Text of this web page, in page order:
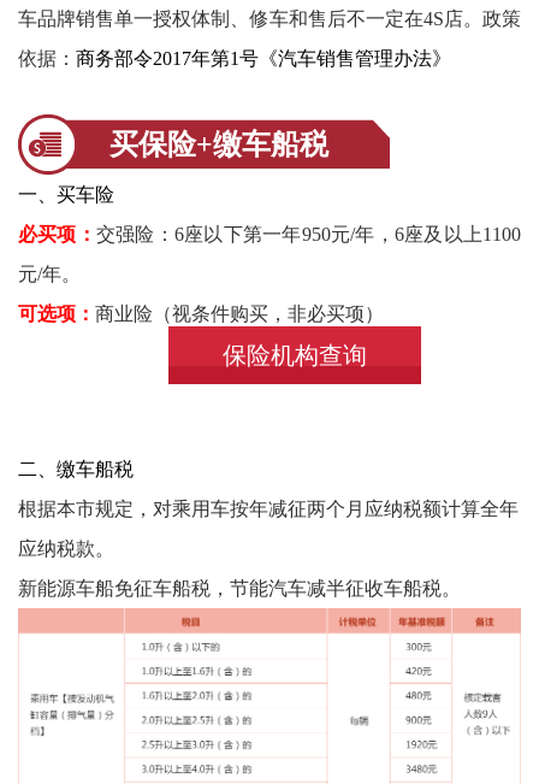
车品牌销售单一授权体制、修车和售后不一定在4S店。政策
依据： 商务部令2017年第1号《汽车销售管理办法》
买保险+缴车船税
一、买车险
必买项： 交强险：6座以下第一年950元/年，6座及以上1100
元/年。
可选项： 商业险（视条件购买，非必买项）
二、缴车船税
根据本市规定，对乘用车按年减征两个月应纳税额计算全年
应纳税款。
新能源车船免征车船税，节能汽车减半征收车船税。
保险机构查询